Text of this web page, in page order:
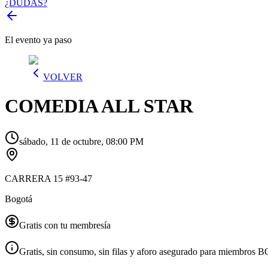
¿DUDAS?
El evento ya paso
VOLVER
COMEDIA ALL STAR
sábado, 11 de octubre, 08:00 PM
CARRERA 15 #93-47
Bogotá
Gratis con tu membresía
Gratis, sin consumo, sin filas y aforo asegurado para miembros